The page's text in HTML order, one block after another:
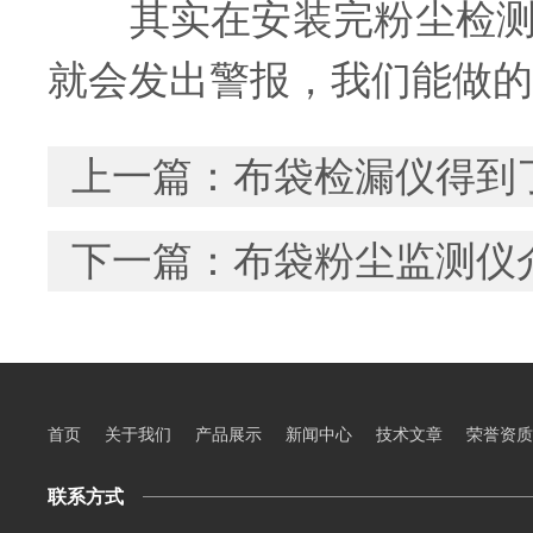
其实在安装完粉尘检测
就会发出警报，我们能做
上一篇： 布袋检漏仪得到
下一篇： 布袋粉尘监测仪
首页 关于我们 产品展示 新闻中心 技术文章 荣誉资质
联系方式